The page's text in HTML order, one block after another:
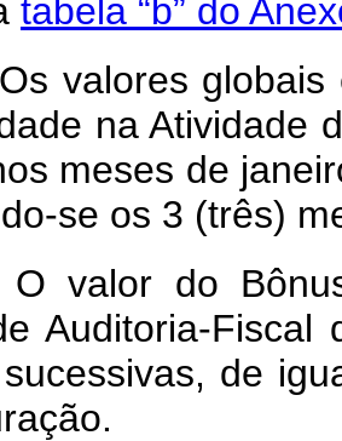
tabela “b” do
valores
na Atividade
meses de
se os 3 (três)
valor do
Auditoria-
de